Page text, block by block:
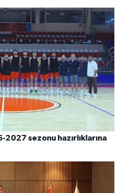
sezonu hazırlıklarına